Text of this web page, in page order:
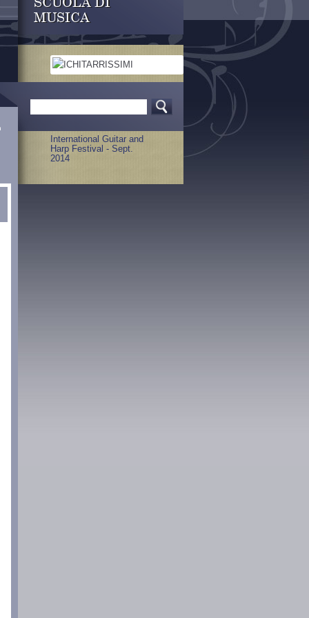
MUSICA
International Guitar and
Harp Festival - Sept.
2014